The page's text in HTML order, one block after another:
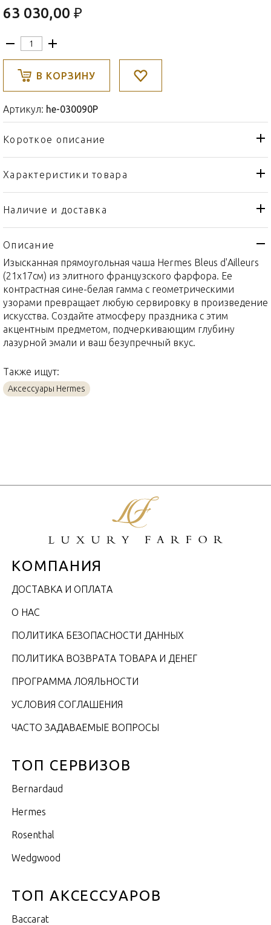
63 030,00 ₽
В КОРЗИНУ
Артикул: he-030090P
Короткое описание
Характеристики товара
Тип товара
Чаша
Бренд
Коллекция
Bleus d'Ailleurs
Страна производителя
Материал
Фарфор
Объем / Размер
21 x 17см
Наличие и доставка
Описание
Изысканная прямоугольная чаша Hermes Bleus d'Ailleurs
(21x17см) из элитного французского фарфора. Ее
контрастная сине-белая гамма с геометрическими
узорами превращает любую сервировку в произведение
искусства. Создайте атмосферу праздника с этим
акцентным предметом, подчеркивающим глубину
лазурной эмали и ваш безупречный вкус.
Также ищут:
Аксессуары Hermes
КОМПАНИЯ
ДОСТАВКА И ОПЛАТА
О НАС
ПОЛИТИКА БЕЗОПАСНОСТИ ДАННЫХ
ПОЛИТИКА ВОЗВРАТА ТОВАРА И ДЕНЕГ
ПРОГРАММА ЛОЯЛЬНОСТИ
УСЛОВИЯ СОГЛАШЕНИЯ
ЧАСТО ЗАДАВАЕМЫЕ ВОПРОСЫ
ТОП СЕРВИЗОВ
Bernardaud
Hermes
Rosenthal
Wedgwood
ТОП АКСЕССУАРОВ
Baccarat